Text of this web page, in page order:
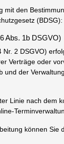
den
(BDSG):
Abs. 1b DSGVO)
2 DSGVO)
Verträge oder
der
Linie nach dem
können Sie